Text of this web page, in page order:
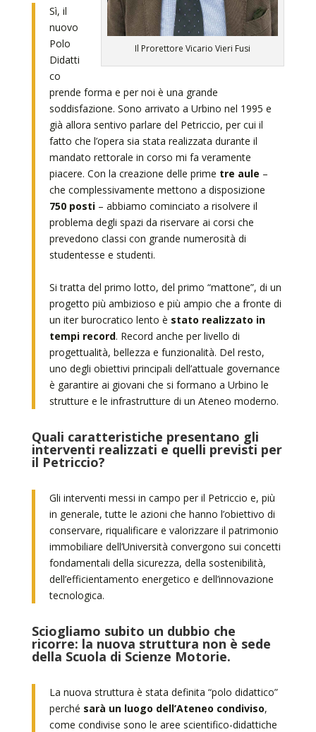
Il Prorettore Vicario Vieri Fusi
Sì, il
nuovo
Polo
Didatti
co
prende forma e per noi è una grande
soddisfazione. Sono arrivato a Urbino nel 1995 e
già allora sentivo parlare del Petriccio, per cui il
fatto che l’opera sia stata realizzata durante il
mandato rettorale in corso mi fa veramente
piacere. Con la creazione delle prime tre aule –
che complessivamente mettono a disposizione
750 posti– abbiamo cominciato a risolvere il
problema degli spazi da riservare ai corsi che
prevedono classi con grande numerosità di
studentesse e studenti.
Si tratta del primo lotto, del primo “mattone”, di un
progetto più ambizioso e più ampio che a fronte di
un iter burocratico lento è stato realizzato in
tempi record. Record anche per livello di
progettualità, bellezza e funzionalità. Del resto,
uno degli obiettivi principali dell’attuale governance
è garantire ai giovani che si formano a Urbino le
strutture e le infrastrutture di un Ateneo moderno.
Quali caratteristiche presentano gli
interventi realizzati e quelli previsti per
il Petriccio?
Gli interventi messi in campo per il Petriccio e, più
in generale, tutte le azioni che hanno l’obiettivo di
conservare, riqualificare e valorizzare il patrimonio
immobiliare dell’Università convergono sui concetti
fondamentali della sicurezza, della sostenibilità,
dell’efficientamento energetico e dell’innovazione
tecnologica.
Sciogliamo subito un dubbio che
ricorre: la nuova struttura non è sede
della Scuola di Scienze Motorie.
La nuova struttura è stata definita “polo didattico”
perché sarà un luogo dell’Ateneo condiviso,
come condivise sono le aree scientifico-didattiche